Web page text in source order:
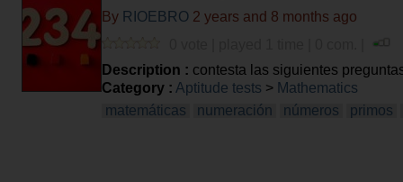
By RIOEBRO 2 years and 8 months ago
Description : contesta las siguientes
Category : Aptitude tests > Mathematics
matemáticas
numeración números primos